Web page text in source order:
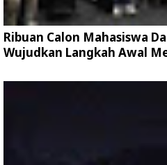
Ribuan Calon Mahasiswa
Wujudkan Langkah Awal